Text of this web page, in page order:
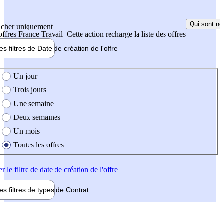
uniquement
France Travail Cette action recharge la liste des offres
Qui sont
filtres de Date de création de l'offre
création de l'offre
Un jour
Trois jours
Une semaine
Deux semaines
Un mois
Toutes les offres
le filtre de date de création de l'offre
filtres de types de Contrat